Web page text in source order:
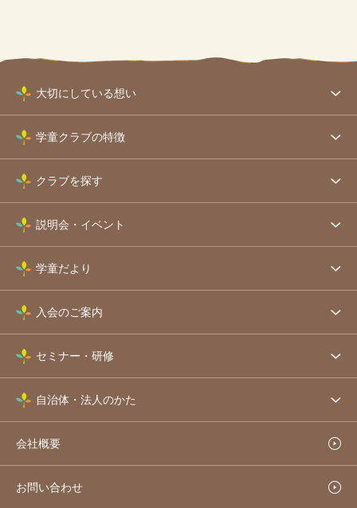
大切にしている想い
学童クラブの特徴
クラブを探す
説明会・イベント
学童だより
入会のご案内
セミナー・研修
自治体・法人のかた
会社概要
お問い合わせ